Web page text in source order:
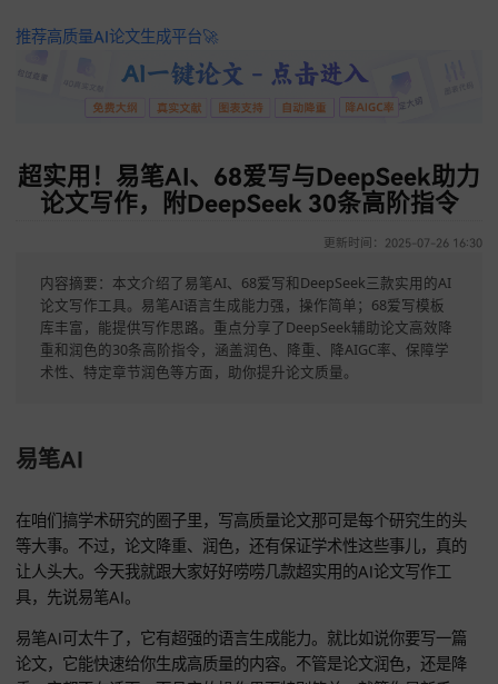
推荐高质量AI论文生成平台🚀
超实用！易笔AI、68爱写与DeepSeek
论文写作，附DeepSeek 30条高阶指
内容摘要：本文介绍了易笔AI、68爱写和DeepSeek三款实用的
论文写作工具。易笔AI语言生成能力强，操作简单；68爱写模板
库丰富，能提供写作思路。重点分享了DeepSeek辅助论文高效
易笔AI
在咱们搞学术研究的圈子里，写高质量论文那可是每个研究生
等大事。不过，论文降重、润色，还有保证学术性这些事儿，
让人头大。今天我就跟大家好好唠唠几款超实用的AI论文写作
具，先说易笔AI。